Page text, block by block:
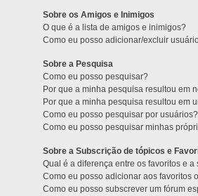
Sobre os Amigos e Inimigos
O que é a lista de amigos e inimigos?
Como eu posso adicionar/excluir
Sobre a Pesquisa
Como eu posso pesquisar?
Por que a minha pesquisa resultou em
Por que a minha pesquisa resultou em
Como eu posso pesquisar por usuários?
Como eu posso pesquisar minhas
Sobre a Subscrição de tópicos e
Qual é a diferença entre os favoritos e a
Como eu posso adicionar aos favoritos
Como eu posso subscrever um fórum